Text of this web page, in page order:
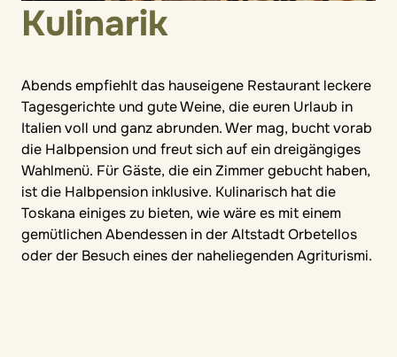
Kulinarik
Abends empfiehlt das hauseigene Restaurant leckere
Tagesgerichte und gute Weine, die euren Urlaub in
Italien voll und ganz abrunden. Wer mag, bucht vorab
die Halbpension und freut sich auf ein dreigängiges
Wahlmenü. Für Gäste, die ein Zimmer gebucht haben,
ist die Halbpension inklusive. Kulinarisch hat die
Toskana einiges zu bieten, wie wäre es mit einem
gemütlichen Abendessen in der Altstadt Orbetellos
oder der Besuch eines der naheliegenden Agriturismi.